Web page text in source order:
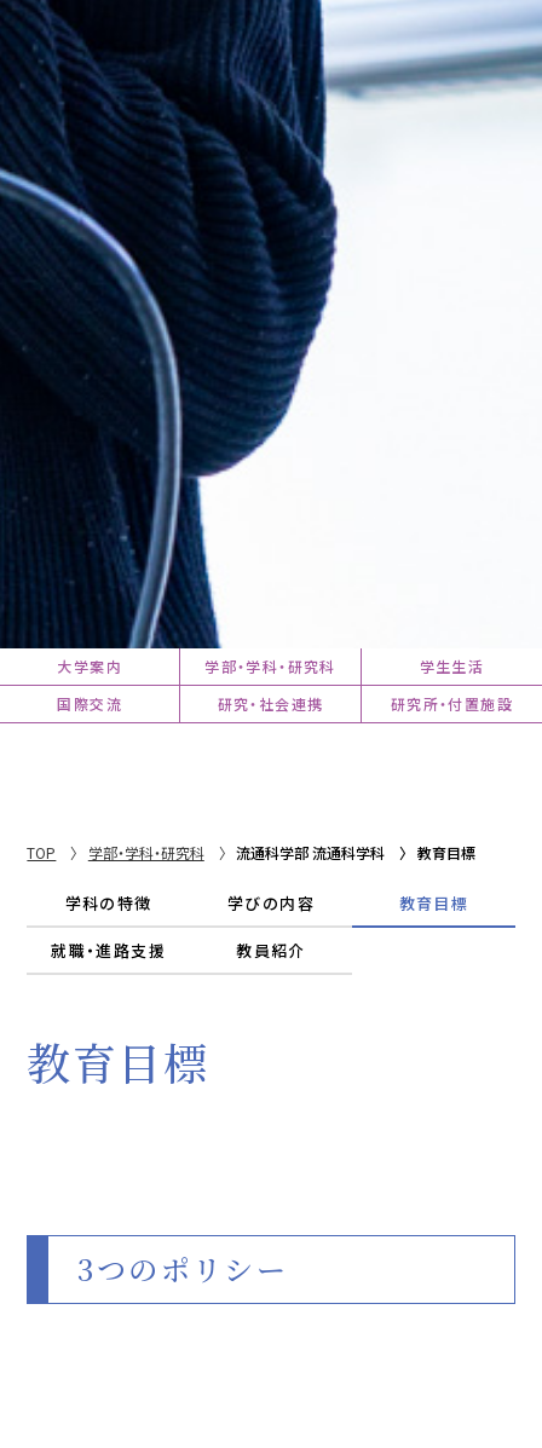
大学案内 学部・学科・研究科
学生生活
国際交流
研究・社会連携 研究所・付置施設
TOP 学部・学科・研究科 流通科学部 流通科学科 教育目標
学科の特徴 学びの内容 教育目標
就職・進路支援 教員紹介
教育目標
3つのポリシー